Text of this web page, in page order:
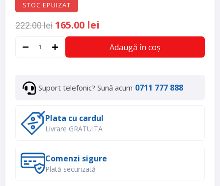
STOC EPUIZAT
222.00 lei 165.00 lei
Adaugă în coș
Suport telefonic? Sună acum 0711 777 888
Plata cu cardul
Livrare GRATUITA
Comenzi sigure
Plată securizată